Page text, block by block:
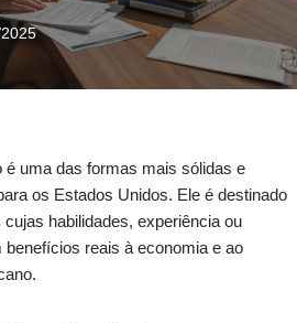
uma das formas mais sólidas e
os Estados Unidos. Ele é destinado
habilidades, experiência ou
reais à economia e ao